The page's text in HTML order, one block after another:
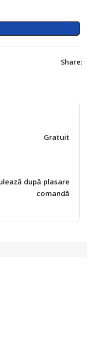
Share:
Gratuit
după plasare
comandă